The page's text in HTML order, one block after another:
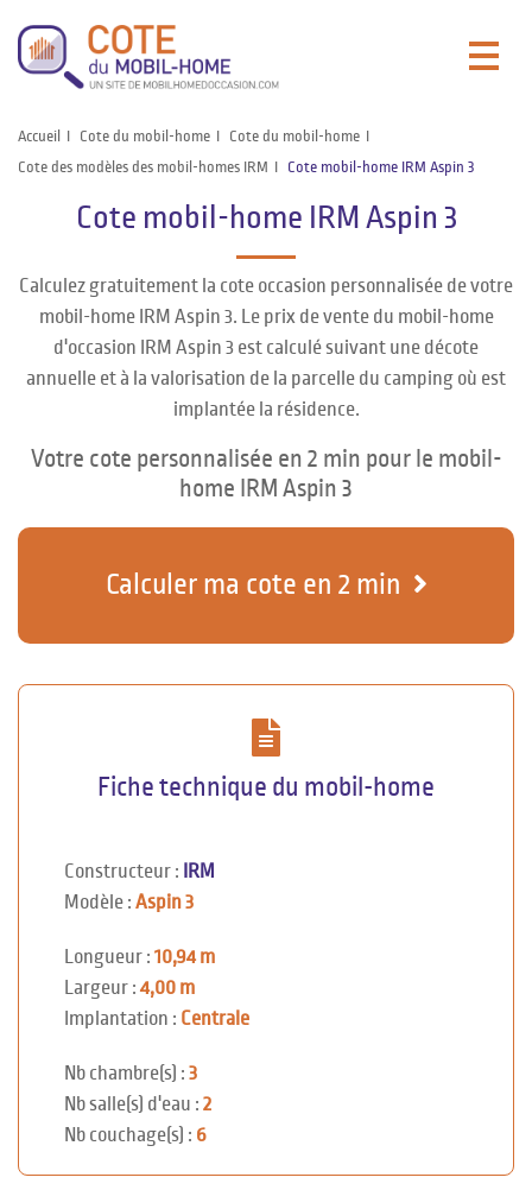
Accueil Cote du mobil-home
Cote du mobil-home
Cote des modèles des mobil-homes IRM
Cote mobil-home IRM Aspin 3
Cote mobil-home IRM Aspin 3
Calculez gratuitement la cote occasion personnalisée de votre
mobil-home IRM Aspin 3. Le prix de vente du mobil-home
d'occasion IRM Aspin 3 est calculé suivant une décote
annuelle et à la valorisation de la parcelle du camping où est
implantée la résidence.
Votre cote personnalisée en 2 min pour le mobil-
home IRM Aspin 3
Calculer ma cote en 2 min
Fiche technique du mobil-home
Constructeur :
IRM
Modèle : Aspin 3
Longueur : 10,94 m
Largeur : 4,00 m
Implantation : Centrale
Nb chambre(s) : 3
Nb salle(s) d'eau : 2
Nb couchage(s) : 6